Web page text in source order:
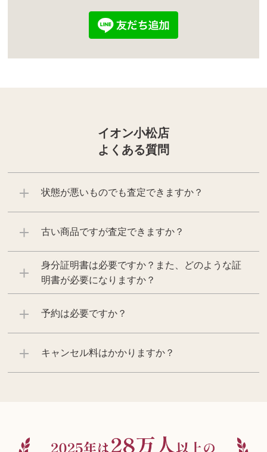
イオン小松店
よくある質問
状態が悪いものでも査定できますか？
古い商品ですが査定できますか？
身分証明書は必要ですか？また、どのような証
明書が必要になりますか？
予約は必要ですか？
キャンセル料はかかりますか？